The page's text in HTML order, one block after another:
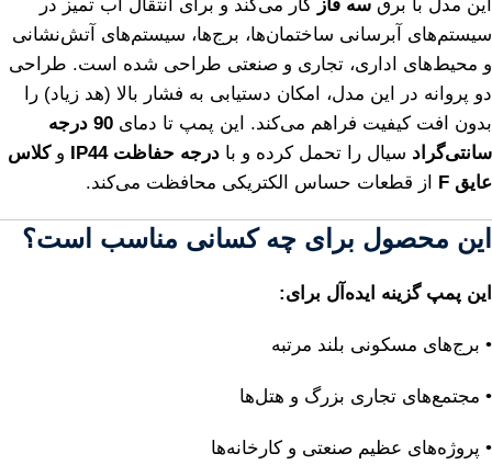
این مدل با برق سه فاز کار می‌کند و برای انتقال آب تمیز در
سیستم‌های آبرسانی ساختمان‌ها، برج‌ها، سیستم‌های آتش‌نشانی
و محیط‌های اداری، تجاری و صنعتی طراحی شده است. طراحی
دو پروانه در این مدل، امکان دستیابی به فشار بالا (هد زیاد) را
بدون افت کیفیت فراهم می‌کند. این پمپ تا دمای
90 درجه
سانتی‌گراد سیال را تحمل کرده و با درجه حفاظت IP44 وکلاس
عایق F
از قطعات حساس الکتریکی محافظت می‌کند.
این محصول برای چه کسانی مناسب است؟
این پمپ گزینه ایده‌آل برای:
• برج‌های مسکونی بلند مرتبه
• مجتمع‌های تجاری بزرگ و هتل‌ها
• پروژه‌های عظیم صنعتی و کارخانه‌ها